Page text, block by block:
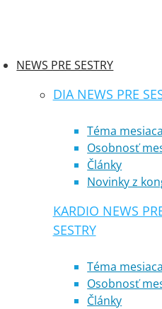
NEWS PRE SESTRY
DIA NEWS PRE
Téma mesiaca
Osobnosť
Články
Novinky z
KARDIO NEWS
SESTRY
Téma mesiaca
Osobnosť
Články